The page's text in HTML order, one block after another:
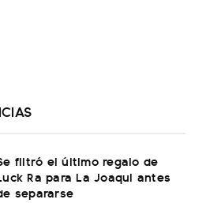
filtró el último regalo de
Ra para La Joaqui antes
separarse